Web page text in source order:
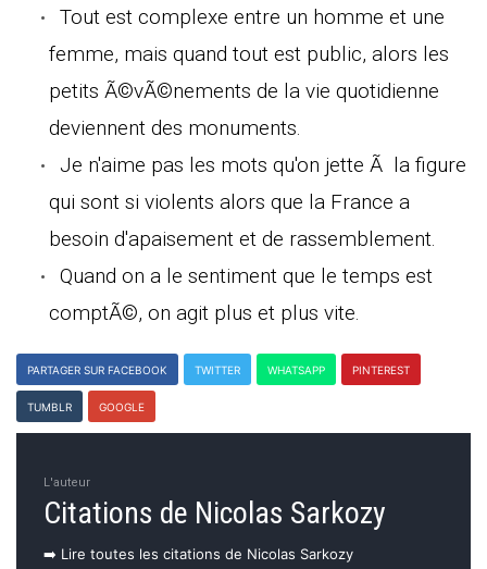
Tout est complexe entre un homme et une
femme, mais quand tout est public, alors les
petits Ã©vÃ©nements de la vie quotidienne
deviennent des monuments.
Je n'aime pas les mots qu'on jette Ã la figure
qui sont si violents alors que la France a
besoin d'apaisement et de rassemblement.
Quand on a le sentiment que le temps est
comptÃ©, on agit plus et plus vite.
PARTAGER SUR FACEBOOK TWITTER WHATSAPP PINTEREST
TUMBLR GOOGLE
L'auteur
Citations de Nicolas Sarkozy
➡️ Lire toutes les citations de Nicolas Sarkozy